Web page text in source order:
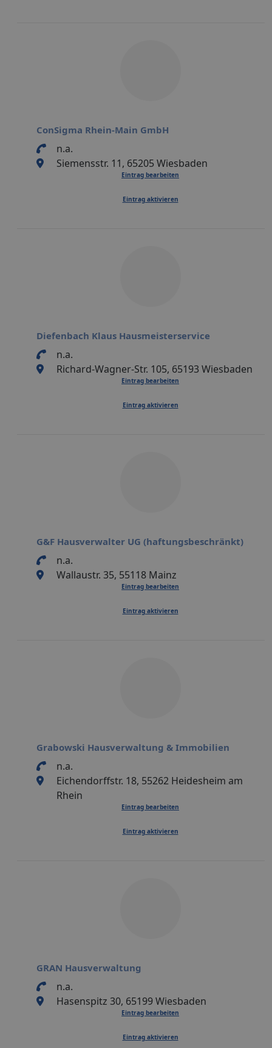
ConSigma Rhein-Main GmbH
n.a.
Siemensstr. 11, 65205 Wiesbaden
Eintrag bearbeiten
Eintrag aktivieren
Diefenbach Klaus Hausmeisterservice
n.a.
Richard-Wagner-Str. 105, 65193 Wiesbaden
Eintrag bearbeiten
Eintrag aktivieren
G&F Hausverwalter UG (haftungsbeschränkt)
n.a.
Wallaustr. 35, 55118 Mainz
Eintrag bearbeiten
Eintrag aktivieren
Grabowski Hausverwaltung & Immobilien
n.a.
Eichendorffstr. 18, 55262 Heidesheim am
Rhein
Eintrag bearbeiten
Eintrag aktivieren
GRAN Hausverwaltung
n.a.
Hasenspitz 30, 65199 Wiesbaden
Eintrag bearbeiten
Eintrag aktivieren